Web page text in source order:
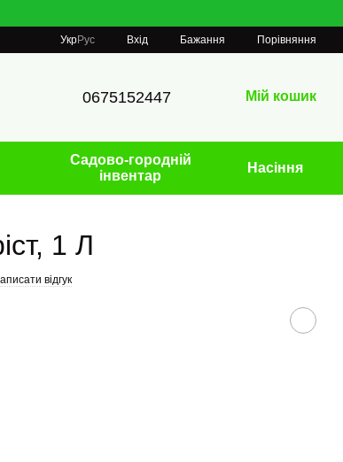
УкрРус Вхід Бажання Порівняння
0675152447 Мій кошик
Садово-городній
інвентар
Насіння
1 Л
відгук